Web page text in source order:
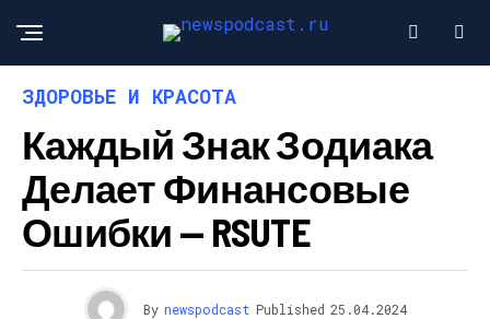
ЗДОРОВЬЕ И КРАСОТА
Каждый Знак Зодиака
Делает Финансовые
Ошибки — RSUTE
By newspodcast Published 25.04.2024